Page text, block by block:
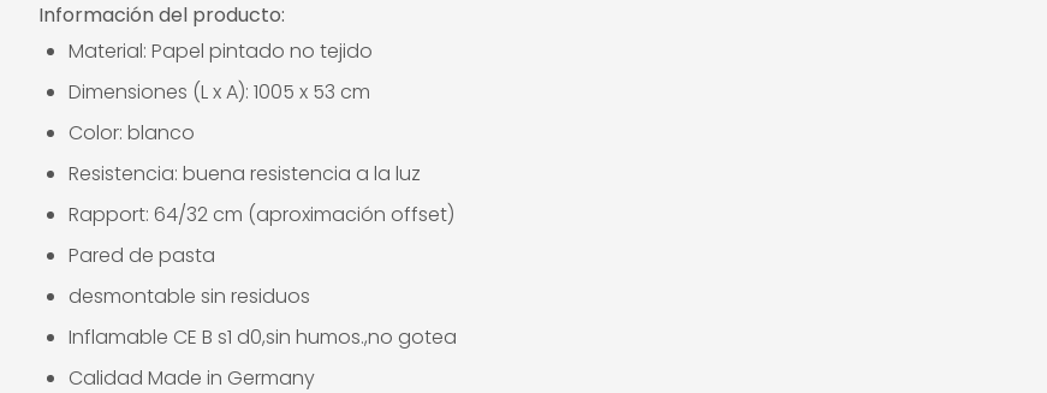
Información del producto:
Material: Papel pintado no tejido
Dimensiones (L x A): 1005 x 53 cm
Color: blanco
Resistencia: buena resistencia a la luz
Rapport: 64/32 cm (aproximación offset)
Pared de pasta
desmontable sin residuos
Inflamable CE B s1 d0,sin humos.,no gotea
Calidad Made in Germany